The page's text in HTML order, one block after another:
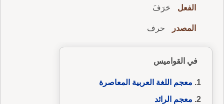
الفعل حَرَفَ
المصدر حرف
في القواميس
معجم اللغة العربية المعاصرة
معجم الرائد